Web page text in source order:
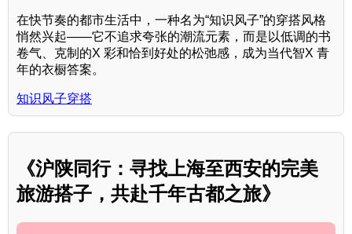
在快节奏的都市生活中，一种名为“知识风子”的穿搭风格
悄然兴起——它不追求夸张的潮流元素，而是以低调的书
卷气、克制的X 彩和恰到好处的松弛感，成为当代智X 青
年的衣橱答案。
知识风子穿搭
《沪陕同行：寻找上海至西安的完美
旅游搭子，共赴千年古都之旅》